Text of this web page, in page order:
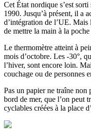
Cet État nordique s’est sorti
1990. Jusqu’à présent, il a
d’intégration de l’UE.
de mettre la main à la
Le thermomètre atteint à
mois d’octobre. Les -30°,
l’hiver, sont encore loin.
couchage ou de personnes
Pas un papier ne traîne non
bord de mer, que l’on peut
cyclables créées à la place